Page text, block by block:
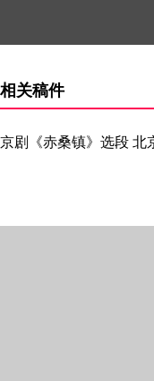
相关稿件
京剧《赤桑镇》选段 北